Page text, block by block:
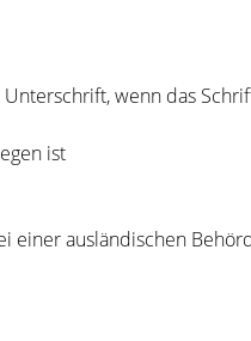
wenn das
ist
einer ausländischen